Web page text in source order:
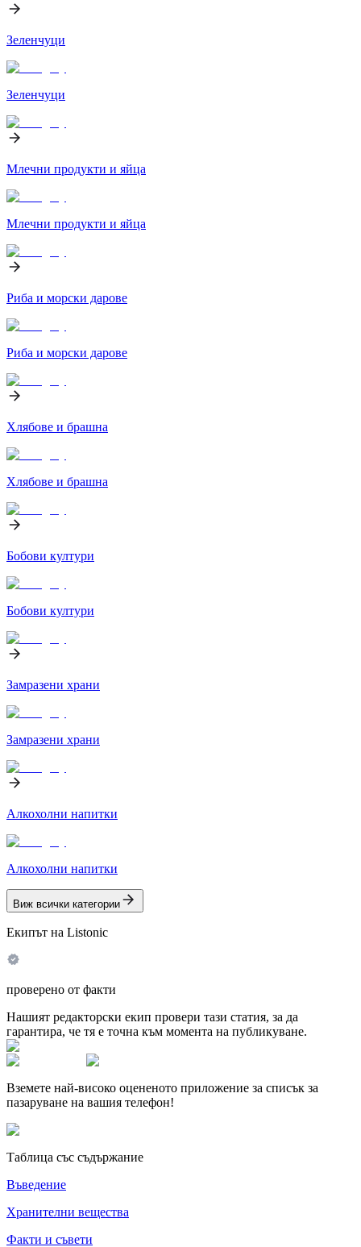
Зеленчуци
Зеленчуци
Млечни продукти и яйца
Млечни продукти и яйца
Риба и морски дарове
Риба и морски дарове
Хлябове и брашна
Хлябове и брашна
Бобови култури
Бобови култури
Замразени храни
Замразени храни
Алкохолни напитки
Алкохолни напитки
Виж всички категории
Екипът на Listonic
проверено от факти
Нашият редакторски екип провери тази статия, за да
гарантира, че тя е точна към момента на публикуване.
Вземете най-високо оцененото приложение за списък за
пазаруване на вашия телефон!
Таблица със съдържание
Въведение
Хранителни вещества
Факти и съвети